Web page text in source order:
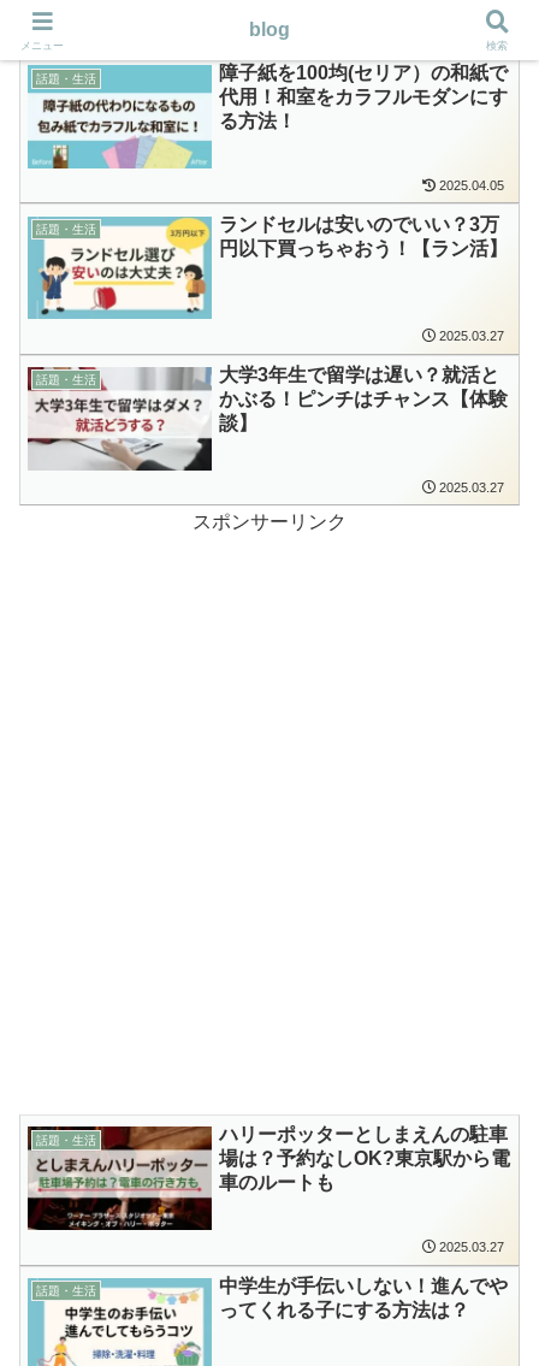
話題・生活
障子紙を100均(セリア）の和紙で
代用！和室をカラフルモダンにす
る方法！
2025.04.05
話題・生活
ランドセルは安いのでいい？3万
円以下買っちゃおう！【ラン活】
2025.03.27
話題・生活
大学3年生で留学は遅い？就活と
かぶる！ピンチはチャンス【体験
談】
2025.03.27
スポンサーリンク
話題・生活
ハリーポッターとしまえんの駐車
場は？予約なしOK?東京駅から電
車のルートも
2025.03.27
話題・生活
中学生が手伝いしない！進んでや
ってくれる子にする方法は？
メニュー
blog
検索